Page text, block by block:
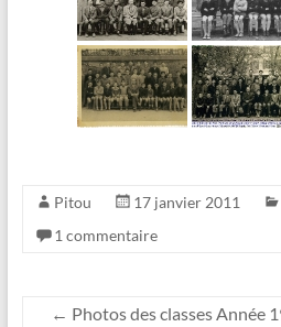
Pitou 17 janvier 2011
1 commentaire
← Photos des classes Année